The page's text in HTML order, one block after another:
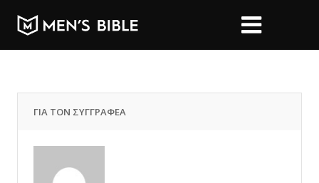
ΓΙΑ ΤΟΝ ΣΥΓΓΡΑΦΕΑ